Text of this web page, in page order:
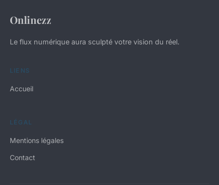
Onlinezz
Le flux numérique aura sculpté votre vision du réel.
LIENS
Accueil
LÉGAL
Mentions légales
Contact